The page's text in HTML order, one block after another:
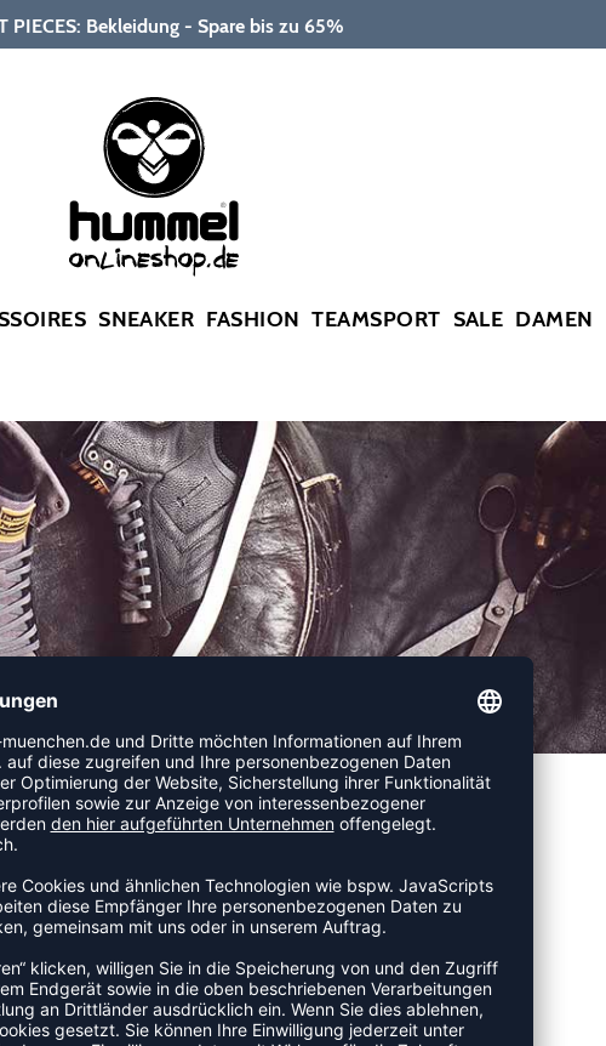
PIECES: Bekleidung - Spare bis zu 65%
SNEAKER FASHION TEAMSPORT SALE DAMEN
OFFEN.